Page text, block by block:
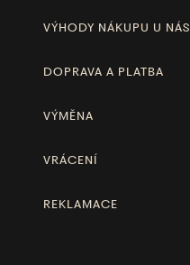
VÝHODY NÁKUPU U NÁS
DOPRAVA A PLATBA
VÝMĚNA
VRÁCENÍ
REKLAMACE